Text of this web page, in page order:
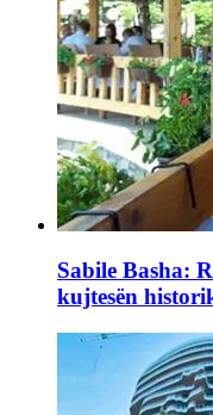
Sabile Basha:
kujtesën